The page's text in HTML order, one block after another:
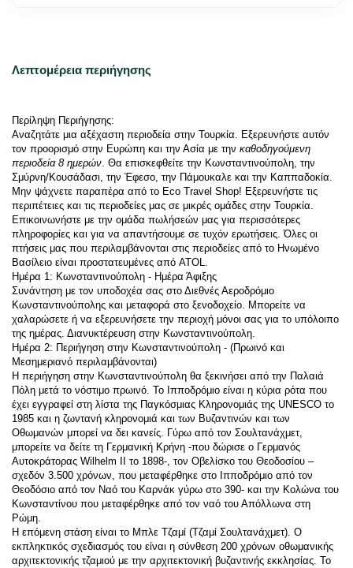
Λεπτομέρεια περιήγησης
Περίληψη Περιήγησης:
Αναζητάτε μια αξέχαστη περιοδεία στην Τουρκία. Εξερευνήστε αυτόν
τον προορισμό στην Ευρώπη και την Ασία με την καθοδηγούμενη
περιοδεία 8 ημερών. Θα επισκεφθείτε την Κωνσταντινούπολη, την
Σμύρνη/Κουσάδασι, την Έφεσο, την Πάμουκαλε και την Καππαδοκία.
Μην ψάχνετε παραπέρα από το Eco Travel Shop! Εξερευνήστε τις
περιπέτειες και τις περιοδείες μας σε μικρές ομάδες στην Τουρκία.
Επικοινωνήστε με την ομάδα πωλήσεών μας για περισσότερες
πληροφορίες και για να απαντήσουμε σε τυχόν ερωτήσεις. Όλες οι
πτήσεις μας που περιλαμβάνονται στις περιοδείες από το Ηνωμένο
Βασίλειο είναι προστατευμένες από ATOL.
Ημέρα 1: Κωνσταντινούπολη - Ημέρα Άφιξης
Συνάντηση με τον υποδοχέα σας στο Διεθνές Αεροδρόμιο
Κωνσταντινούπολης και μεταφορά στο ξενοδοχείο. Μπορείτε να
χαλαρώσετε ή να εξερευνήσετε την περιοχή μόνοι σας για το υπόλοιπο
της ημέρας. Διανυκτέρευση στην Κωνσταντινούπολη.
Ημέρα 2: Περιήγηση στην Κωνσταντινούπολη - (Πρωινό και
Μεσημεριανό περιλαμβάνονται)
Η περιήγηση στην Κωνσταντινούπολη θα ξεκινήσει από την Παλαιά
Πόλη μετά το νόστιμο πρωινό. Το Ιπποδρόμιο είναι η κύρια ρότα που
έχει εγγραφεί στη λίστα της Παγκόσμιας Κληρονομιάς της UNESCO το
1985 και η ζωντανή κληρονομιά και των Βυζαντινών και των
Οθωμανών μπορεί να δει κανείς. Γύρω από τον Σουλτανάχμετ,
μπορείτε να δείτε τη Γερμανική Κρήνη -που δώρισε ο Γερμανός
Αυτοκράτορας Wilhelm II το 1898-, τον Οβελίσκο του Θεοδοσίου –
σχεδόν 3.500 χρόνων, που μεταφέρθηκε στο Ιπποδρόμιο από τον
Θεοδόσιο από τον Ναό του Καρνάκ γύρω στο 390- και την Κολώνα του
Κωνσταντίνου που μεταφέρθηκε από τον ναό του Απόλλωνα στη
Ρώμη.
Η επόμενη στάση είναι το Μπλε Τζαμί (Τζαμί Σουλτανάχμετ). Ο
εκπληκτικός σχεδιασμός του είναι η σύνθεση 200 χρόνων οθωμανικής
αρχιτεκτονικής τζαμιού με την αρχιτεκτονική βυζαντινής εκκλησίας. Το